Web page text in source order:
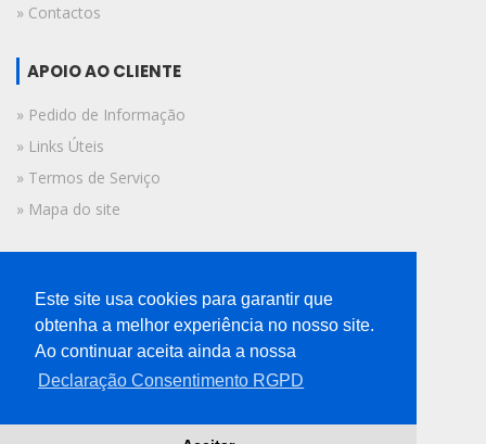
» Contactos
APOIO AO CLIENTE
» Pedido de Informação
» Links Úteis
» Termos de Serviço
» Mapa do site
© 2019 A Voz do Algarve.
Todos os direitos reservados.
Este site usa cookies para garantir que
obtenha a melhor experiência no nosso site.
Ao continuar aceita ainda a nossa
Declaração Consentimento RGPD